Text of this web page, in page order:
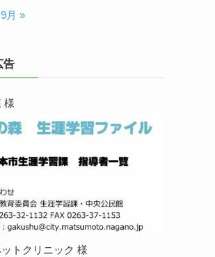
9月 »
告
様
トクリニック 様